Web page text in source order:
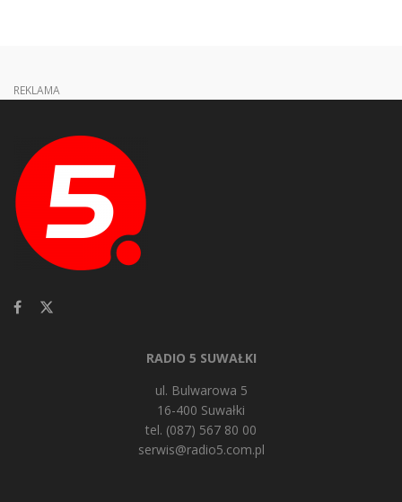
REKLAMA
RADIO 5 SUWAŁKI
ul. Bulwarowa 5
16-400 Suwałki
tel. (087) 567 80 00
serwis@radio5.com.pl